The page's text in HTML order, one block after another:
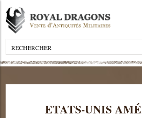
ETATS-UNIS